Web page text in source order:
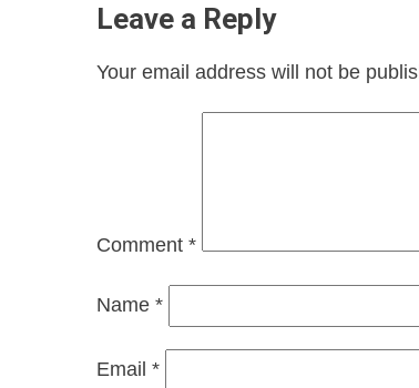
Leave a Reply
Your email address will not be
Comment *
Name *
Email *